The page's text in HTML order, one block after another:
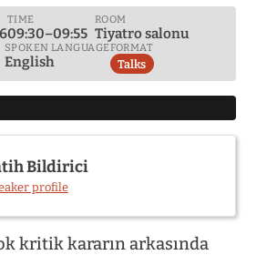
TIME
09:30–09:55
ROOM
Tiyatro salonu
SPOKEN LANGUAGE
English
FORMAT
Talks
Bildirici
profile
kritik kararın arkasında